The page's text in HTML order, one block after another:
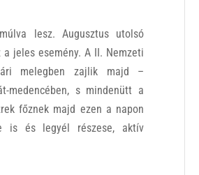
lesz. Augusztus utolsó
jeles esemény. A II. Nemzeti
melegben zajlik majd –
medencében, s mindenütt a
főznek majd ezen a napon
is és legyél részese, aktív